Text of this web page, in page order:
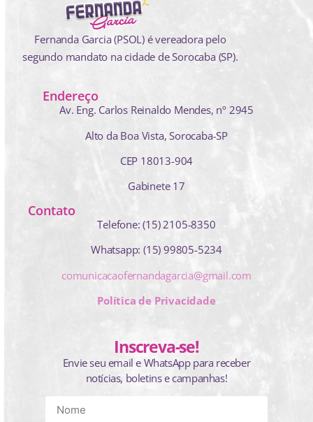
Fernanda Garcia (PSOL) é vereadora pelo
segundo mandato na cidade de Sorocaba (SP).
Endereço
Av. Eng. Carlos Reinaldo Mendes, nº 2945
Alto da Boa Vista, Sorocaba-SP
CEP 18013-904
Gabinete 17
Contato
Telefone: (15) 2105-8350
Whatsapp: (15) 99805-5234
comunicacaofernandagarcia@gmail.com
Política de Privacidade
Inscreva-se!
Envie seu email e WhatsApp para receber
notícias, boletins e campanhas!